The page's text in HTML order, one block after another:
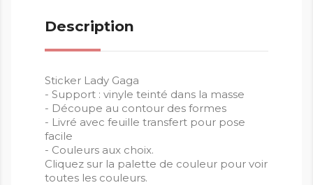
Description
Sticker Lady Gaga
- Support : vinyle teinté dans la masse
- Découpe au contour des formes
- Livré avec feuille transfert pour pose
facile
- Couleurs aux choix.
Cliquez sur la palette de couleur pour voir
toutes les couleurs.